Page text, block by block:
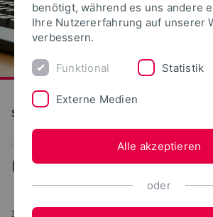
S(kim) - Service Kommunikation
... Ereignisse-Termine
30.03.2021
benötigt, während es uns andere
Ihre Nutzererfahrung auf unserer
verbessern.
Funktional Statistik
Externe Medien
Alle akzeptieren
oder